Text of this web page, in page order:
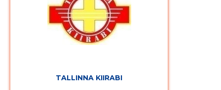
TALLINNA KIIRABI